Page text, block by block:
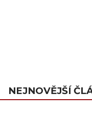
NEJNOVĚJŠÍ